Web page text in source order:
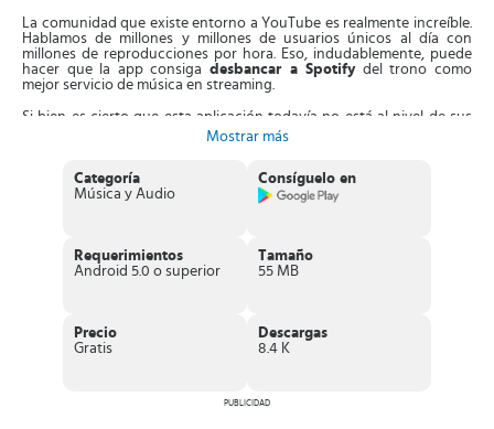
La comunidad que existe entorno a YouTube es realmente increíble.
Hablamos de millones y millones de usuarios únicos al día con
millones de reproducciones por hora. Eso, indudablemente, puede
hacer que la app consiga desbancar a Spotifydel trono como
mejor servicio de música en streaming.
Si bien es cierto que esta aplicación todavía no está al nivel de sus
competidores principales, cuenta con un gran número de álbumes,
explorar que es lo que la gente más está escuchando en estos
momentos. Sólo hay algo que odiamos y, seguramente no somos los
Características principales de YouTube
Reproduce todo tipo de contenido audiovisual y compártelo
con la comunidad
Descárgate la música que quieras con la cuenta Premium
Mostrar más
Categoría
Música y Audio
Consíguelo en
Requerimientos
Android 5.0 o superior
Tamaño
55 MB
Precio
Gratis
Descargas
8.4 K
PUBLICIDAD